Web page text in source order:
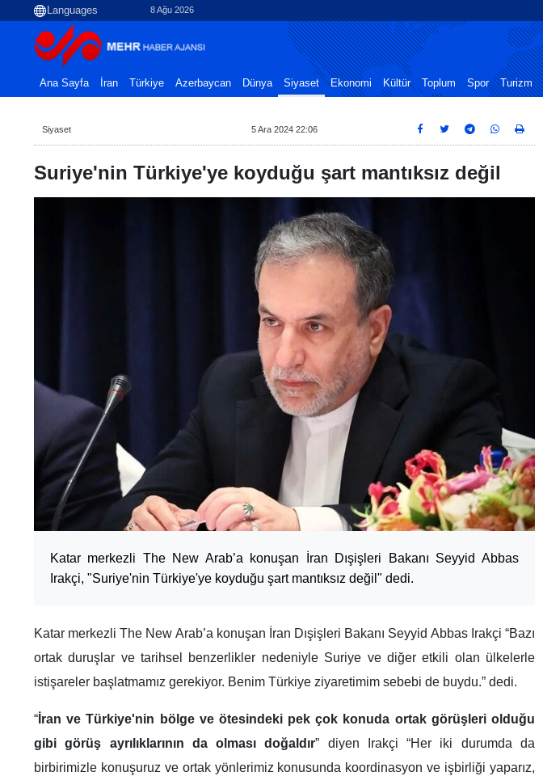
8 Ağu 2026
Ana Sayfa İran Türkiye Azerbaycan Dünya Siyaset Ekonomi Kültür Toplum Spor Turizm
Siyaset 5 Ara 2024 22:06
Suriye'nin Türkiye'ye koyduğu şart mantıksız değil
Katar merkezli The New Arab’a konuşan İran Dışişleri Bakanı Seyyid Abbas
Irakçi, "Suriye'nin Türkiye'ye koyduğu şart mantıksız değil" dedi.
Katar merkezli The New Arab’a konuşan İran Dışişleri Bakanı Seyyid Abbas Irakçi “Bazı
ortak duruşlar ve tarihsel benzerlikler nedeniyle Suriye ve diğer etkili olan ülkelerle
istişareler başlatmamız gerekiyor. Benim Türkiye ziyaretimim sebebi de buydu.” dedi.
“ İran ve Türkiye'nin bölge ve ötesindeki pek çok konuda ortak görüşleri olduğu
gibi görüş ayrılıklarının da olması doğaldır” diyen Irakçi “Her iki durumda da
birbirimizle konuşuruz ve ortak yönlerimiz konusunda koordinasyon ve işbirliği yaparız,